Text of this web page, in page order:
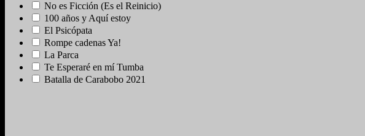
No es Ficción (Es el Reinicio)
100 años y Aquí estoy
El Psicópata
Rompe cadenas Ya!
La Parca
Te Esperaré en mí Tumba
Batalla de Carabobo 2021